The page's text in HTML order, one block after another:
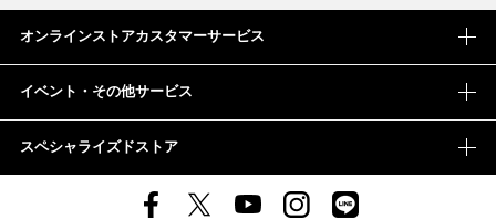
オンラインストアカスタマーサービス
イベント・その他サービス
スペシャライズドストア